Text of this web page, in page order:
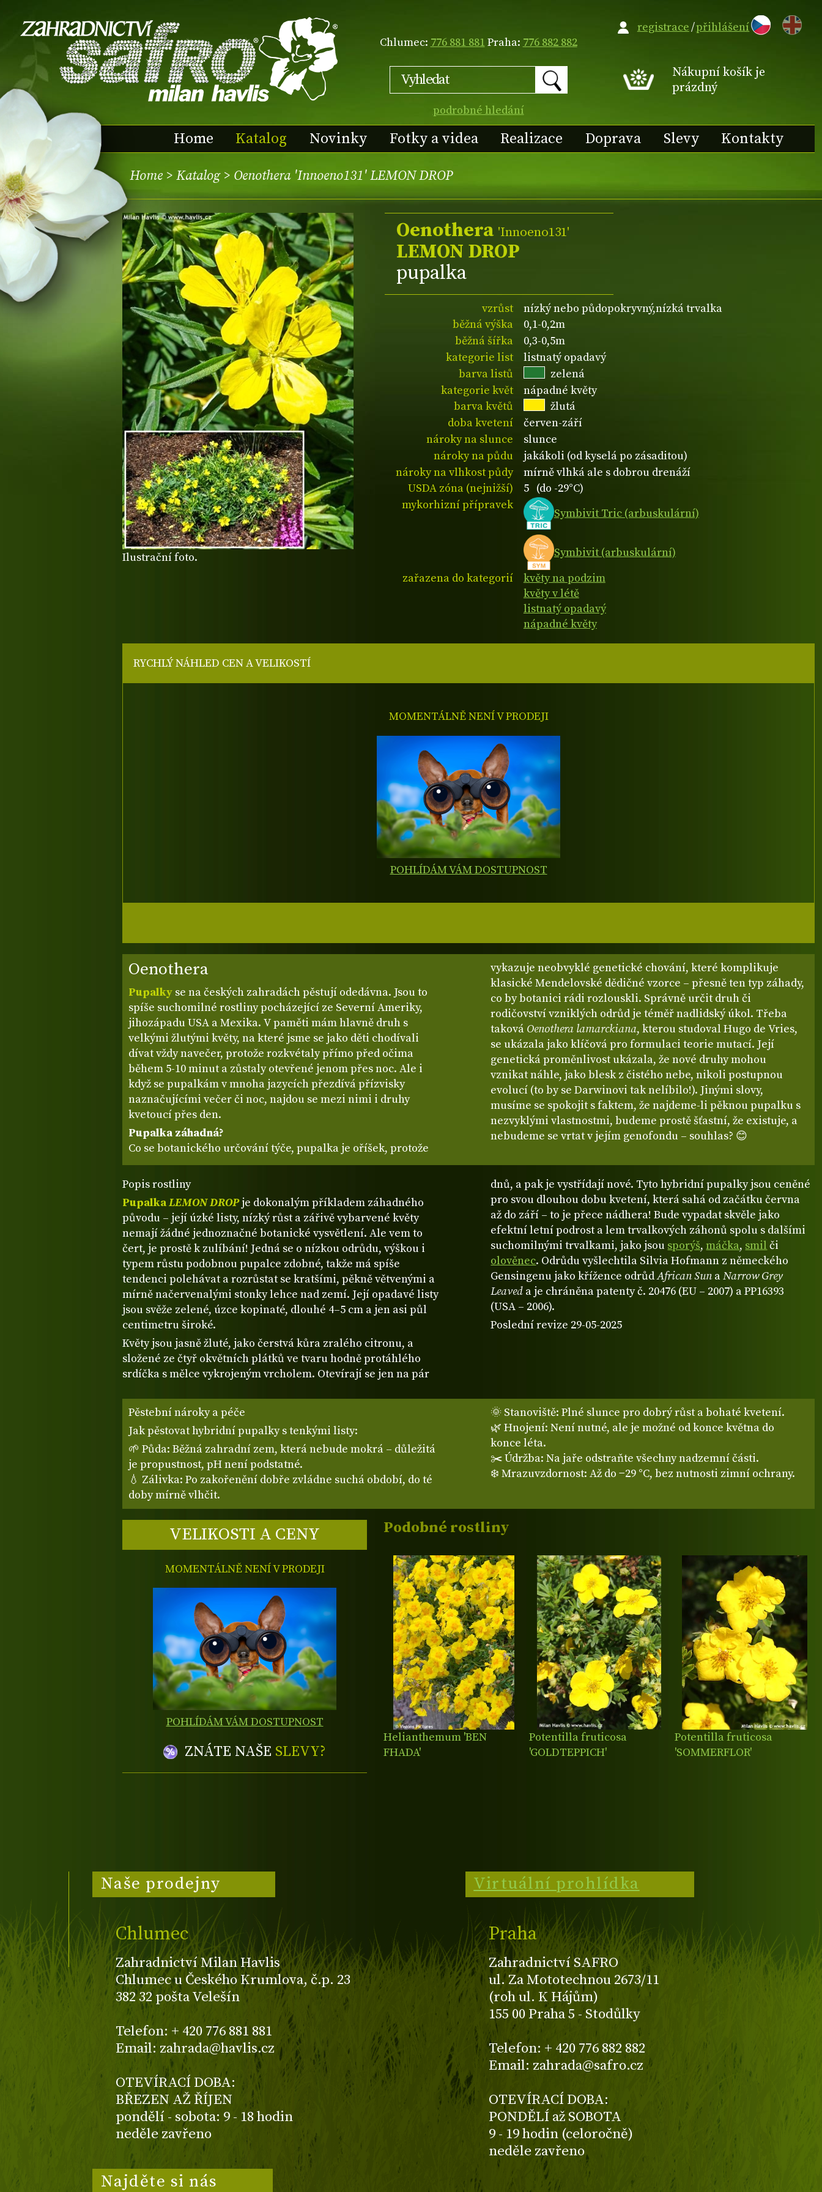
Chlumec: 776 881 881Praha: 776 882 882
podrobné hledání
EN
Nákupní košík je
prázdný
Home Katalog Novinky Fotky a videa Realizace Doprava Slevy Kontakty
registrace/přihlášení
Home > Katalog> Oenothera 'Innoeno131' LEMON DROP
Ilustrační foto.
Oenothera 'Innoeno131'
LEMON DROP
pupalka
vzrůst
nízký nebo půdopokryvný,nízká trvalka
běžná výška
0,1-0,2m
běžná šířka
0,3-0,5m
kategorie list
listnatý opadavý
barva listů
zelená
kategorie květ
nápadné květy
barva květů
žlutá
doba kvetení
červen-září
nároky na slunce
slunce
nároky na půdu
jakákoli (od kyselá po zásaditou)
nároky na vlhkost půdy
mírně vlhká ale s dobrou drenáží
USDA zóna (nejnižší)
5 (do -29°C)
mykorhizní přípravek
Symbivit Tric (arbuskulární)
Symbivit (arbuskulární)
zařazena do kategorií
květy na podzim
květy v létě
listnatý opadavý
nápadné květy
Oenothera
Pupalky se na českých zahradách pěstují odedávna. Jsou to
spíše suchomilné rostliny pocházející ze Severní Ameriky,
jihozápadu USA a Mexika. V paměti mám hlavně druh s
velkými žlutými květy, na které jsme se jako děti chodívali
dívat vždy navečer, protože rozkvétaly přímo před očima
během 5-10 minut a zůstaly otevřené jenom přes noc. Ale i
když se pupalkám v mnoha jazycích přezdívá přízvisky
naznačujícími večer či noc, najdou se mezi nimi i druhy
kvetoucí přes den.
Pupalka záhadná?
Co se botanického určování týče, pupalka je oříšek, protože
vykazuje neobvyklé genetické chování, které komplikuje
klasické Mendelovské dědičné vzorce – přesně ten typ záhady,
co by botanici rádi rozlouskli. Správně určit druh či
rodičovství vzniklých odrůd je téměř nadlidský úkol. Třeba
taková Oenothera lamarckiana, kterou studoval Hugo de Vries,
se ukázala jako klíčová pro formulaci teorie mutací. Její
genetická proměnlivost ukázala, že nové druhy mohou
vznikat náhle, jako blesk z čistého nebe, nikoli postupnou
evolucí (to by se Darwinovi tak nelíbilo!). Jinými slovy,
musíme se spokojit s faktem, že najdeme-li pěknou pupalku s
nezvyklými vlastnostmi, budeme prostě šťastní, že existuje, a
nebudeme se vrtat v jejím genofondu – souhlas? 😊
Popis rostliny
PupalkaLEMON DROPje dokonalým příkladem záhadného
původu – její úzké listy, nízký růst a zářivě vybarvené květy
nemají žádné jednoznačné botanické vysvětlení. Ale vem to
čert, je prostě k zulíbání! Jedná se o nízkou odrůdu, výškou i
typem růstu podobnou pupalce zdobné, takže má spíše
tendenci polehávat a rozrůstat se kratšími, pěkně větvenými a
mírně načervenalými stonky lehce nad zemí. Její opadavé listy
jsou svěže zelené, úzce kopinaté, dlouhé 4–5 cm a jen asi půl
centimetru široké.
Květy jsou jasně žluté, jako čerstvá kůra zralého citronu, a
složené ze čtyř okvětních plátků ve tvaru hodně protáhlého
srdíčka s mělce vykrojeným vrcholem. Otevírají se jen na pár
dnů, a pak je vystřídají nové. Tyto hybridní pupalky jsou ceněné
pro svou dlouhou dobu kvetení, která sahá od začátku června
až do září – to je přece nádhera! Bude vypadat skvěle jako
efektní letní podrost a lem trvalkových záhonů spolu s dalšími
suchomilnými trvalkami, jako jsou sporýš,máčka, smil či
olověnec. Odrůdu vyšlechtila Silvia Hofmann z německého
Gensingenu jako křížence odrůdAfrican SunaNarrow Grey
Leaved a je chráněna patenty č. 20476 (EU – 2007) a PP16393
(USA – 2006).
Poslední revize 29-05-2025
Pěstební nároky a péče
Jak pěstovat hybridní pupalky s tenkými listy:
🌱 Půda: Běžná zahradní zem, která nebude mokrá – důležitá
je propustnost, pH není podstatné.
💧 Zálivka: Po zakořenění dobře zvládne suchá období, do té
doby mírně vlhčit.
🌞 Stanoviště: Plné slunce pro dobrý růst a bohaté kvetení.
🌿 Hnojení: Není nutné, ale je možné od konce května do
konce léta.
✂️ Údržba: Na jaře odstraňte všechny nadzemní části.
❄️ Mrazuvzdornost: Až do −29 °C, bez nutnosti zimní ochrany.
VELIKOSTI A CENY
MOMENTÁLNĚ NENÍ V PRODEJI
POHLÍDÁM VÁM DOSTUPNOST
ZNÁTE NAŠE SLEVY?
RYCHLÝ NÁHLED CEN A VELIKOSTÍ
MOMENTÁLNĚ NENÍ V PRODEJI
POHLÍDÁM VÁM DOSTUPNOST
Podobné rostliny
Helianthemum 'BEN
FHADA'
Potentilla fruticosa
'GOLDTEPPICH'
Potentilla fruticosa
'SOMMERFLOR'
Naše prodejny
Chlumec
Zahradnictví Milan Havlis
Chlumec u Českého Krumlova, č.p. 23
382 32 pošta Velešín
Telefon: + 420 776 881 881
Email: zahrada@havlis.cz
OTEVÍRACÍ DOBA:
BŘEZEN AŽ ŘÍJEN
pondělí - sobota: 9 - 18 hodin
neděle zavřeno
Virtuální prohlídka
Praha
Zahradnictví SAFRO
ul. Za Mototechnou 2673/11
(roh ul. K Hájům)
155 00 Praha 5 - Stodůlky
Telefon: + 420 776 882 882
Email: zahrada@safro.cz
OTEVÍRACÍ DOBA:
PONDĚLÍ až SOBOTA
9 - 19 hodin (celoročně)
neděle zavřeno
Najděte si nás